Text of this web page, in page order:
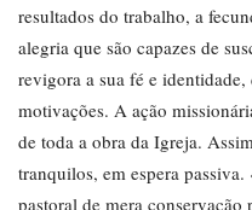
resultados do trabalho, a
alegria que são capazes de
revigora a sua fé e
motivações. A ação
de toda a obra da Igreja.
tranquilos, em espera passiva.
pastoral de mera